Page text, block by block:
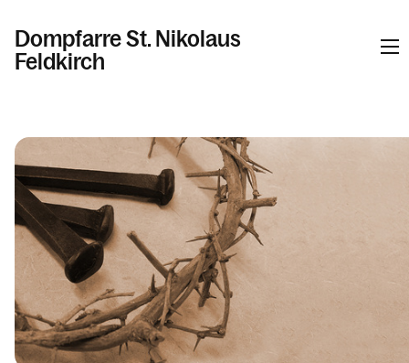
Dompfarre St. Nikolaus
Feldkirch
Kalender
Personen
Kontakt